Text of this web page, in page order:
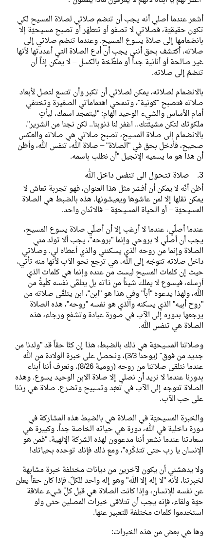
أشعر عندما أصلي أنه يجب أن تنضم صلاتي لصلاة المسيح لكي
تكون حقيقيّة، فصلاتي لا تصفو أو تتطهّر أو تصبح مسيحيّة إلا
بانضمامها إلى صلاة يسوع المسيح. وعندما تنضم صلاتي إلى
صلاته، أكتشف بحق أنني يجب أن أدع الصلاة التي أعددتها لأنها
غير صالحة أو أنانية جداً أو ملطّخة بالكسل – لا يمكن إذاً أن
تنضمّ إلى صلاته.
بالانضمام لصلاته، يمكن لصلاتي أن تكبر وأن تتسع لتصل لأبعاد
صلاته فتصبح "كونية"، وتنمحي اهتماماتي الصغيرة وتختفي
أمام الأساس والشيء الوحيد الهام: "ليتمجد اسمك، ليأتِ
ملكوتك لتكن مشيئتك.. اغفر لنا ذنوبنا.. لكن نجنا من الشرير".
بالانضمام إلى صلاة المسيح، تصبح صلاتي هي صلاته والعكس
صحيح، فأدخل بحق في "الصلاة" – صلاة الله، تنفس الله، وأظن
أن هذا هو ما يسميه الإنجيل "أن نطلب باسمه.
3. صلاة تتحول الى تنفس داخل الله
أظن أنّه لا يمكن أن أفسّر مثل هذا العنوان، فهو تجربة تعاش لا
يمكن نقلها إلا لمن عاشوها ويعيشونها. هذه بالضبط هي الصلاة
المسيحيّة – أو الحياة المسيحيّة – فالاثنان واحد.
عندما أصلّي، عندما لا أرغب إلا أن أصلّي صلاة يسوع المسيح،
يجب أن أصلّي لا بروحي وإنما "بروحه"، يجب ألا تولد مني
الصلاة وإنما من روحه الذي يسكنني والذي أعطاه لي. وصلاتي
داخل صلاته تتوجّه إلى الله، هي ترجع نحو الآب لأنها منه تأتي،
حيث إن كلمات المسيح ليست من عنده وإنما هي كلمات الذي
أرسله، فيسوع لا يملك شيئاً من ذاته بل يتلقّى نفسه كلّيةً من
الله، ولهذا يدعوه "أباً" وفي هذا هو "ابن"، ابن يتلقّى صلاته من
"روح أبيه" الذي يسكنه والذي هو نفسه "روحه"، هذه الصلاة
يرجعها بدوره إلى الآب في صورة عبادة وتشفع ورجاء، هذه
الصلاة هي تنفس الله.
وصلاتنا المسيحيّة هي ذلك بالضبط، هذا إن كنّا حقاً قد "ولدنا من
جديد من فوق" (يوحنا 3/3)، ونحصل على خبرة الولادة من الله
عندما نتلقى صلاتنا من روحه (رومية 8/26)، ونعرف أننا أبناء
بدورنا عندما لا نريد أن نصلي إلا صلاة الابن الوحيد يسوع. وهذه
الصلاة تتوجه إلى الآب في تعبّد وتسبيح وتضرع. صلاة هي ردّنا
على حب الآب.
والخبرة المسيحيّة في الصلاة هي بالضبط هذه المشاركة في
دورة داخلية في الله، دورة هي حياته الخاصة جداً. وكبيرة هي
سعادتنا عندما نشعر أننا مدعوون لهذه الشركة الإلهية، "فمن هو
الإنسان يا رب حتى تتذكّره"، ومع ذلك فإنك توحده بحياتك!
ولا يدهشني أن يكون لآخرين من ديانات مختلفة خبرة مشابهة
لخبرتنا، لأنه "لا إله إلا الله" وهو إله واحد للكلّ، فإذا كان حقاً يعلن
عن نفسه للإنسان، وإذا كانت الصلاة هي قبل كلّ شيء علاقة
حيّة ولقاء، فإنه يجب أن تتلاقى خبرات المصلين حتى ولو
استخدموا كلمات مختلفة للتعبير عنها.
وها هي بعض من هذه الخبرات: